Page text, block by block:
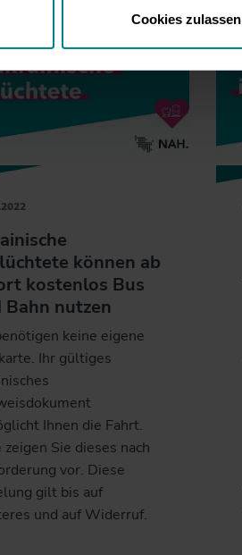
Cookies zulassen
können ab
kostenlos Bus
Bahn nutzen
keine eigene
Ihr gültiges
Ihnen die Fahrt.
Sie dieses nach
vor. Diese
gilt bis auf
und auf Widerruf.